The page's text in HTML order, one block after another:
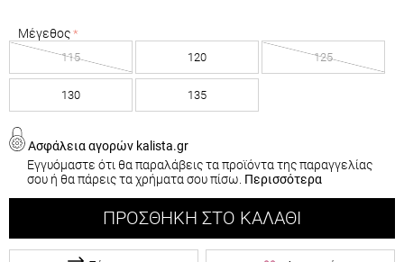
Μέγεθος
115 120 125
130 135
Ασφάλεια αγορών kalista.gr
Εγγυόμαστε ότι θα παραλάβεις τα προϊόντα της παραγγελίας
σου ή θα πάρεις τα χρήματα σου πίσω. Περισσότερα
ΠΡΟΣΘΉΚΗ ΣΤΟ ΚΑΛΆΘΙ